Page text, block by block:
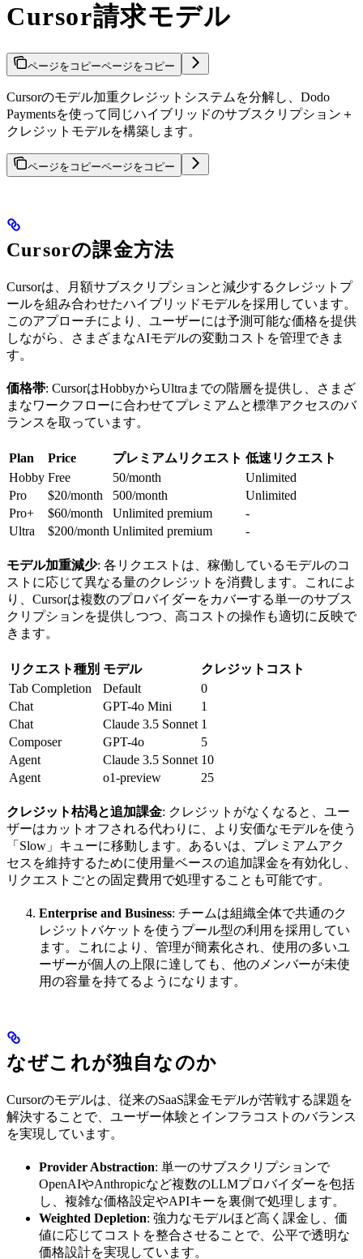
Cursor請求モデル
ページをコピーページをコピー
Cursorのモデル加重クレジットシステムを分解し、Dodo
Paymentsを使って同じハイブリッドのサブスクリプション＋
クレジットモデルを構築します。
ページをコピーページをコピー
Cursorの課金方法
Cursorは、月額サブスクリプションと減少するクレジットプ
ールを組み合わせたハイブリッドモデルを採用しています。
このアプローチにより、ユーザーには予測可能な価格を提供
しながら、さまざまなAIモデルの変動コストを管理できま
す。
価格帯: CursorはHobbyからUltraまでの階層を提供し、さまざ
まなワークフローに合わせてプレミアムと標準アクセスのバ
ランスを取っています。
Plan Price プレミアムリクエスト 低速リクエスト
Hobby Free 50/month
Unlimited
Pro
$20/month 500/month
Unlimited
Pro+
$60/month Unlimited premium
-
Ultra
$200/month Unlimited premium -
モデル加重減少: 各リクエストは、稼働しているモデルのコ
ストに応じて異なる量のクレジットを消費します。これによ
り、Cursorは複数のプロバイダーをカバーする単一のサブス
クリプションを提供しつつ、高コストの操作も適切に反映で
きます。
リクエスト種別 モデル
クレジットコスト
Tab Completion
Default
0
Chat
GPT-4o Mini
1
Chat
Claude 3.5 Sonnet 1
Composer
GPT-4o
5
Agent
Claude 3.5 Sonnet 10
Agent
o1-preview 25
クレジット枯渇と追加課金: クレジットがなくなると、ユー
ザーはカットオフされる代わりに、より安価なモデルを使う
「Slow」キューに移動します。あるいは、プレミアムアク
セスを維持するために使用量ベースの追加課金を有効化し、
リクエストごとの固定費用で処理することも可能です。
Enterprise and Business: チームは組織全体で共通のク
レジットバケットを使うプール型の利用を採用してい
ます。これにより、管理が簡素化され、使用の多いユ
ーザーが個人の上限に達しても、他のメンバーが未使
用の容量を持てるようになります。
なぜこれが独自なのか
Cursorのモデルは、従来のSaaS課金モデルが苦戦する課題を
解決することで、ユーザー体験とインフラコストのバランス
を実現しています。
Provider Abstraction: 単一のサブスクリプションで
OpenAIやAnthropicなど複数のLLMプロバイダーを包括
し、複雑な価格設定やAPIキーを裏側で処理します。
Weighted Depletion: 強力なモデルほど高く課金し、価
値に応じてコストを整合させることで、公平で透明な
価格設計を実現しています。